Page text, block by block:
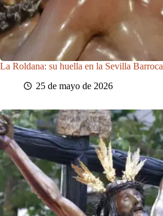
La Roldana: su huella en la Sevilla Barroca
25 de mayo de 2026